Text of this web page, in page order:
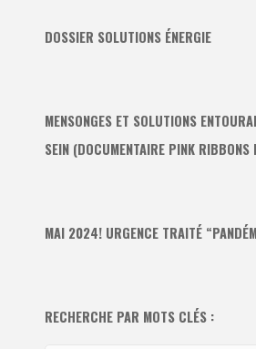
DOSSIER SOLUTIONS ÉNERGIE
MENSONGES ET SOLUTIONS
SEIN (DOCUMENTAIRE PINK RIBBONS
MAI 2024! URGENCE TRAITÉ
RECHERCHE PAR MOTS CLÉS :